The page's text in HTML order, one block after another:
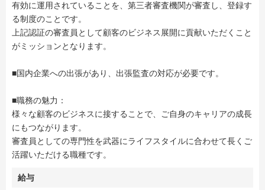
有効に運用されていることを、第三者審査機関が審査し、登録す
る制度のことです。
上記認証の審査員として顧客のビジネス展開に貢献いただくこと
がミッションとなります。
■国内企業への出張があり、出張監査の対応が必要です。
■職務の魅力：
様々な顧客のビジネスに接することで、ご自身のキャリアの成長
にもつながります。
審査員としての専門性を武器にライフスタイルに合わせて長くご
活躍いただける職種です。
給与